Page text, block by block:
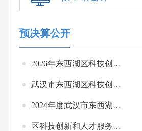
预决算公开
2026年东西湖区科技创新和人才服务中心部门预算公开
武汉市东西湖区科技创新和人才服务中心2025年1-12月份全区绩效运行监控情况统计表
2024年度武汉市东西湖区科技创新和人才服务中心本级部门决算公开
区科技创新和人才服务中心2025年度部门预算绩效运行监控表